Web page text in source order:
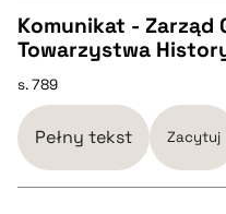
CZYSTY TEKST
pobierz cytat
Komunikat - Zarząd
Towarzystwa
s. 789
Pełny tekst Zacytuj